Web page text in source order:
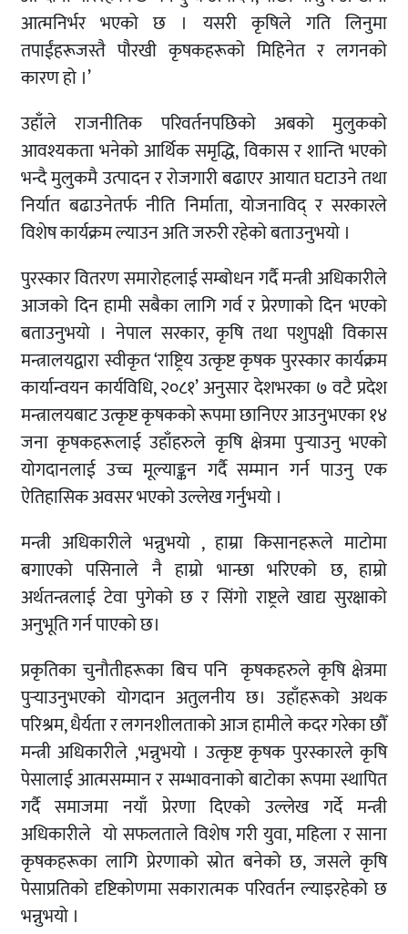
आत्मनिर्भर भएको छ । यसरी कृषिले गति लिनुमा
तपाईंहरूजस्तै पौरखी कृषकहरूको मिहिनेत र लगनको
कारण हो ।’
उहाँले राजनीतिक परिवर्तनपछिको अबको मुलुकको
आवश्यकता भनेको आर्थिक समृद्धि, विकास र शान्ति भएको
भन्दै मुलुकमै उत्पादन र रोजगारी बढाएर आयात घटाउने तथा
निर्यात बढाउनेतर्फ नीति निर्माता, योजनाविद् र सरकारले
विशेष कार्यक्रम ल्याउन अति जरुरी रहेको बताउनुभयो ।
पुरस्कार वितरण समारोहलाई सम्बोधन गर्दै मन्त्री अधिकारीले
आजको दिन हामी सबैका लागि गर्व र प्रेरणाको दिन भएको
बताउनुभयो । नेपाल सरकार, कृषि तथा पशुपक्षी विकास
मन्त्रालयद्वारा स्वीकृत ‘राष्ट्रिय उत्कृष्ट कृषक पुरस्कार कार्यक्रम
कार्यान्वयन कार्यविधि, २०८१’ अनुसार देशभरका ७ वटै प्रदेश
मन्त्रालयबाट उत्कृष्ट कृषकको रूपमा छानिएर आउनुभएका १४
जना कृषकहरूलाई उहाँहरुले कृषि क्षेत्रमा पुर्‍याउनु भएको
योगदानलाई उच्च मूल्याङ्कन गर्दै सम्मान गर्न पाउनु एक
ऐतिहासिक अवसर भएको उल्लेख गर्नुभयो ।
मन्त्री अधिकारीले भन्नुभयो , हाम्रा किसानहरूले माटोमा
बगाएको पसिनाले नै हाम्रो भान्छा भरिएको छ, हाम्रो
अर्थतन्त्रलाई टेवा पुगेको छ र सिंगो राष्ट्रले खाद्य सुरक्षाको
अनुभूति गर्न पाएको छ।
प्रकृतिका चुनौतीहरूका बिच पनि कृषकहरुले कृषि क्षेत्रमा
पुर्‍याउनुभएको योगदान अतुलनीय छ। उहाँहरूको अथक
परिश्रम, धैर्यता र लगनशीलताको आज हामीले कदर गरेका छौँ
मन्त्री अधिकारीले ,भन्नुभयो । उत्कृष्ट कृषक पुरस्कारले कृषि
पेसालाई आत्मसम्मान र सम्भावनाको बाटोका रूपमा स्थापित
गर्दै समाजमा नयाँ प्रेरणा दिएको उल्लेख गर्दे मन्त्री
अधिकारीले यो सफलताले विशेष गरी युवा, महिला र साना
कृषकहरूका लागि प्रेरणाको स्रोत बनेको छ, जसले कृषि
पेसाप्रतिको दृष्टिकोणमा सकारात्मक परिवर्तन ल्याइरहेको छ
भन्नुभयो ।